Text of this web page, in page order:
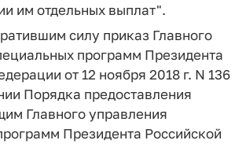
им отдельных выплат".
силу приказ Главного
программ Президента
от 12 ноября 2018 г. N 136
Порядка предоставления
Главного управления
Президента Российской